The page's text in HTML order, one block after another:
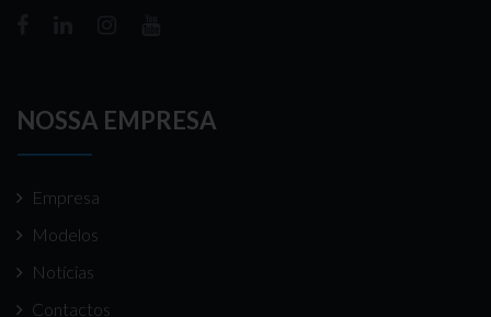
NOSSA EMPRESA
Empresa
Modelos
Notícias
Contactos